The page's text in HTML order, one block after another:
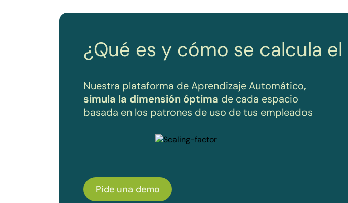
¿Qué es y cómo se calcula el
Nuestra plataforma de Aprendizaje Automático,
simula la dimensión óptima de cada espacio
basada en los patrones de uso de tus empleados
Pide una demo